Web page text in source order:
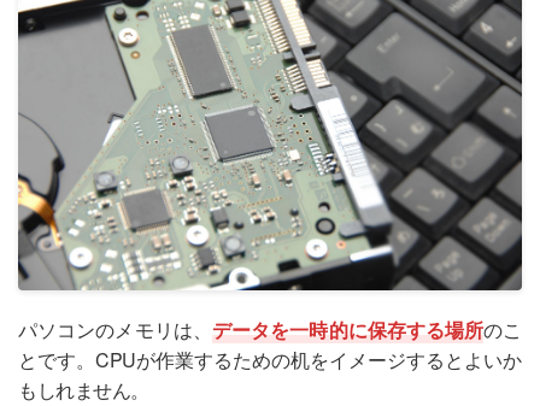
パソコンのメモリは、 データを一時的に保存する場所のこ
とです。CPUが作業するための机をイメージするとよいか
もしれません。